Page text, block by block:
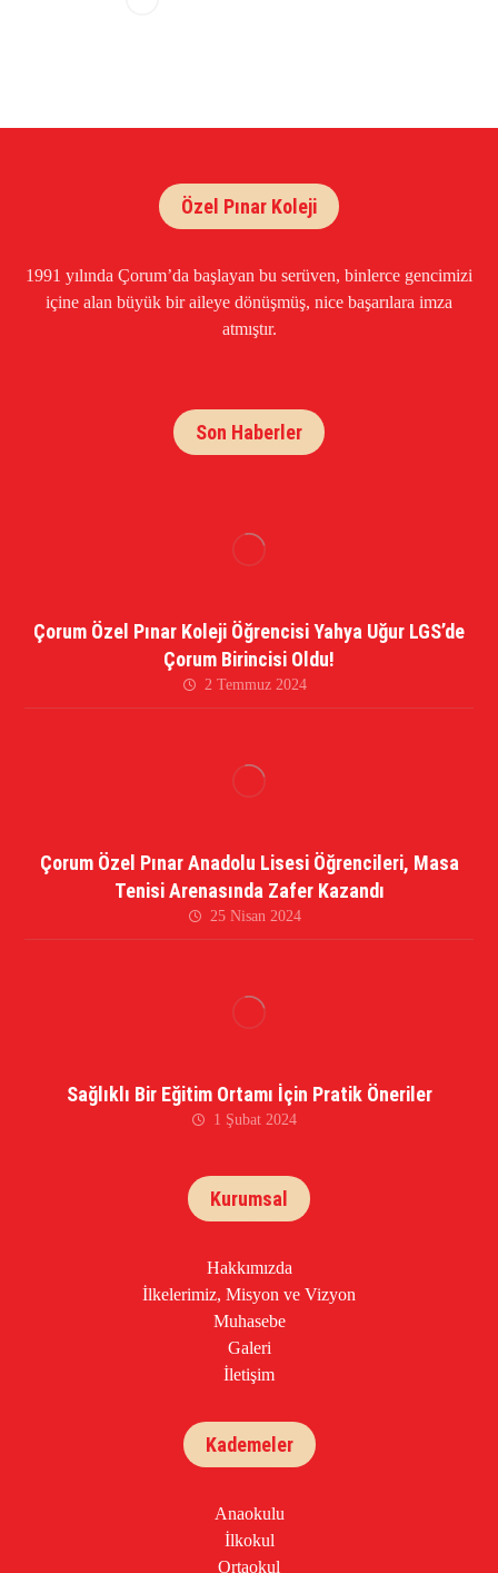
Özel Pınar Koleji
1991 yılında Çorum’da başlayan bu serüven, binlerce gencimizi
içine alan büyük bir aileye dönüşmüş, nice başarılara imza
atmıştır.
Son Haberler
Çorum Özel Pınar Koleji Öğrencisi Yahya Uğur LGS’de
Çorum Birincisi Oldu!
2 Temmuz 2024
Çorum Özel Pınar Anadolu Lisesi Öğrencileri, Masa
Tenisi Arenasında Zafer Kazandı
25 Nisan 2024
Sağlıklı Bir Eğitim Ortamı İçin Pratik Öneriler
1 Şubat 2024
Kurumsal
Hakkımızda
İlkelerimiz, Misyon ve Vizyon
Muhasebe
Galeri
İletişim
Kademeler
Anaokulu
İlkokul
Ortaokul